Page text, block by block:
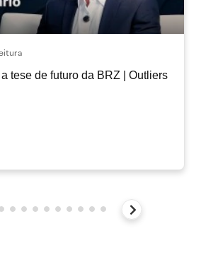
tese de futuro da BRZ | Outliers